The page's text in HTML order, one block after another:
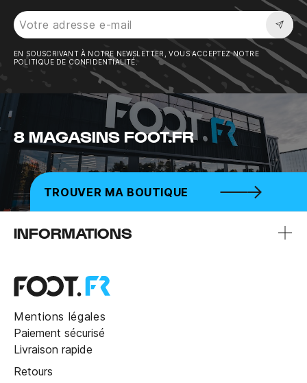
EN SOUSCRIVANT À NOTRE NEWSLETTER, VOUS ACCEPTEZ NOTRE
POLITIQUE DE CONFIDENTIALITÉ.
8 MAGASINS FOOT.FR
TROUVER MA BOUTIQUE
INFORMATIONS
Mentions légales
Paiement sécurisé
Livraison rapide
Retours